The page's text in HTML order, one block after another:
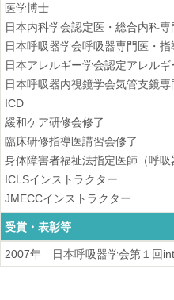
医学博士
日本内科学会認定医・総合内科専
日本呼吸器学会呼吸器専門医・指
日本アレルギー学会認定アレル
日本呼吸器内視鏡学会気管支鏡専
ICD
緩和ケア研修会修了
臨床研修指導医講習会修了
身体障害者福祉法指定医師（呼吸
ICLSインストラクター
JMECCインストラクター
受賞・表彰等
2007年 日本呼吸器学会第１回